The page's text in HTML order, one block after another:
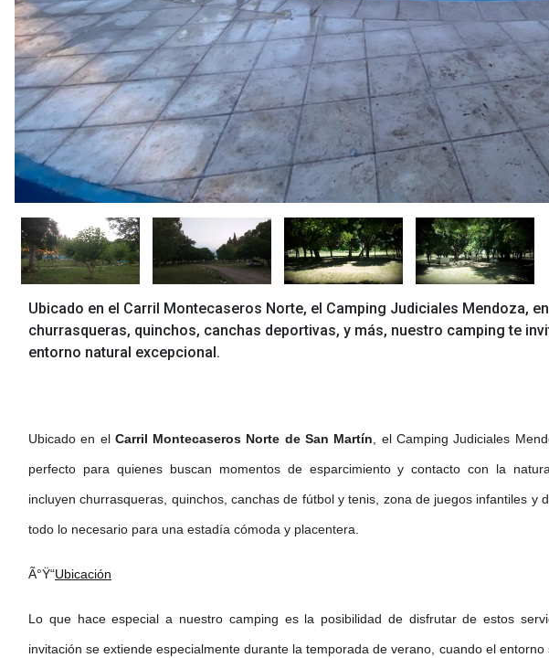
Ubicado en el Carril Montecaseros Norte, el Camping Judiciales Mendoza,
churrasqueras, quinchos, canchas deportivas, y más, nuestro camping te
entorno natural excepcional.
Ubicado en el Carril Montecaseros Norte de San Martín , el Camping Judiciales
perfecto para quienes buscan momentos de esparcimiento y contacto con la
incluyen churrasqueras, quinchos, canchas de fútbol y tenis, zona de juegos infantiles y
todo lo necesario para una estadía cómoda y placentera.
Ã°Ÿ“Ubicación
Lo que hace especial a nuestro camping es la posibilidad de disfrutar de estos
invitación se extiende especialmente durante la temporada de verano, cuando el